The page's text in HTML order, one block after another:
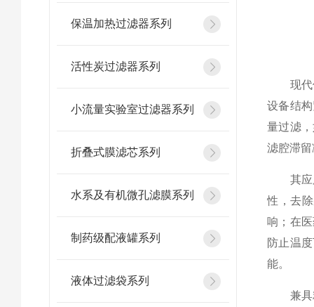
保温加热过滤器系列
活性炭过滤器系列
小流量实验室过滤器系列
折叠式膜滤芯系列
水系及有机微孔滤膜系列
制药级配液罐系列
液体过滤袋系列
现代保
设备结
量过滤
滤腔滞
其应用
性，去
响；在
防止温
能。​
兼具精